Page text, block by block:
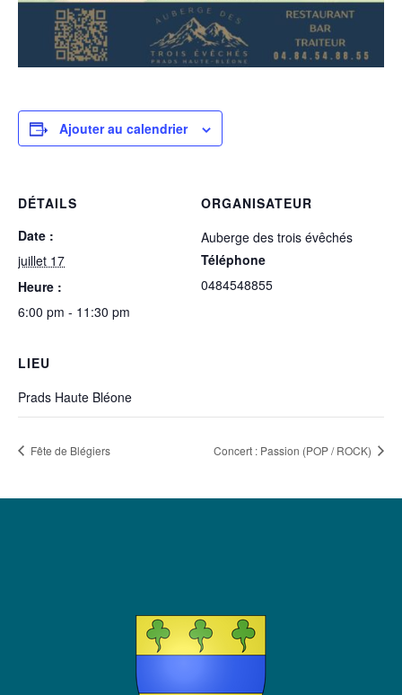
Ajouter au calendrier
DÉTAILS
Date :
juillet 17
Heure :
6:00 pm - 11:30 pm
ORGANISATEUR
Auberge des trois évêchés
Téléphone
0484548855
LIEU
Prads Haute Bléone
Fête de Blégiers Concert : Passion (POP / ROCK)